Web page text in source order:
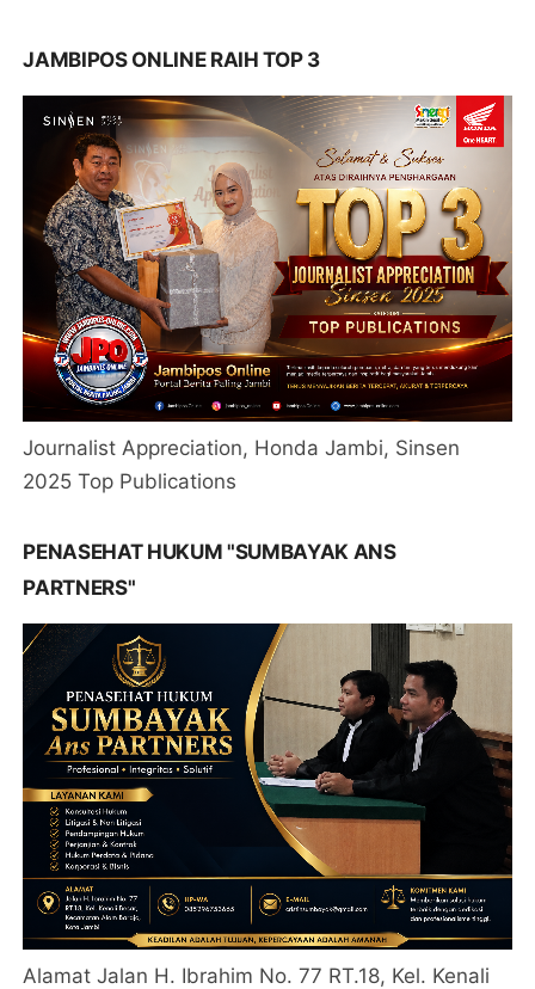
JAMBIPOS ONLINE RAIH TOP 3
Journalist Appreciation, Honda Jambi, Sinsen
2025 Top Publications
PENASEHAT HUKUM "SUMBAYAK ANS
PARTNERS"
Alamat Jalan H. Ibrahim No. 77 RT.18, Kel. Kenali